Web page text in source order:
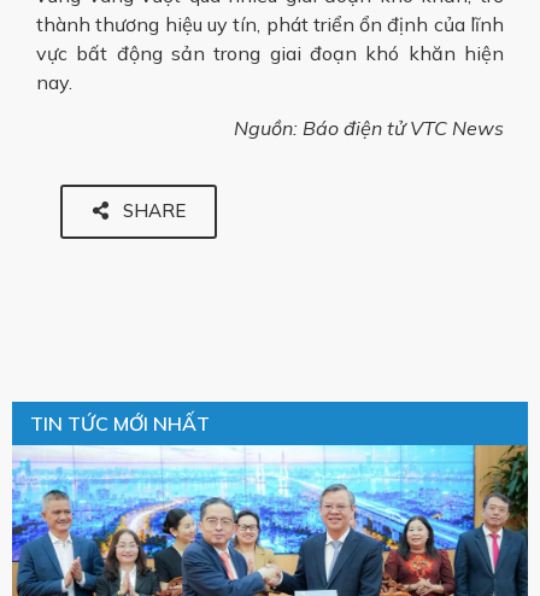
thành thương hiệu uy tín, phát triển ổn định của lĩnh
vực bất động sản trong giai đoạn khó khăn hiện
nay.
Nguồn: Báo điện tử VTC News
SHARE
TIN TỨC MỚI NHẤT